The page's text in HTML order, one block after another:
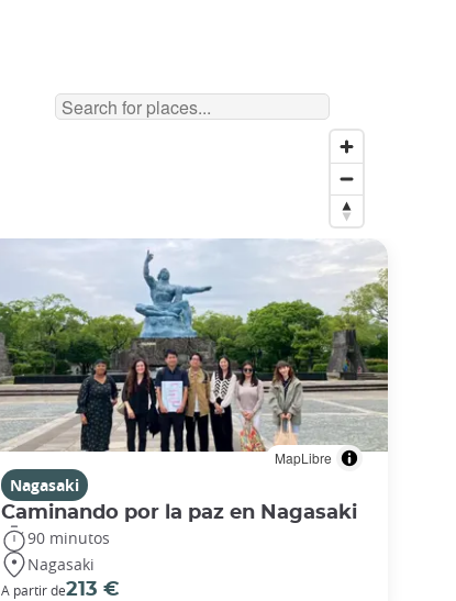
MapLibre
Nagasaki
Caminando por la paz en Nagasaki
90 minutos
Nagasaki
A partir de213 €